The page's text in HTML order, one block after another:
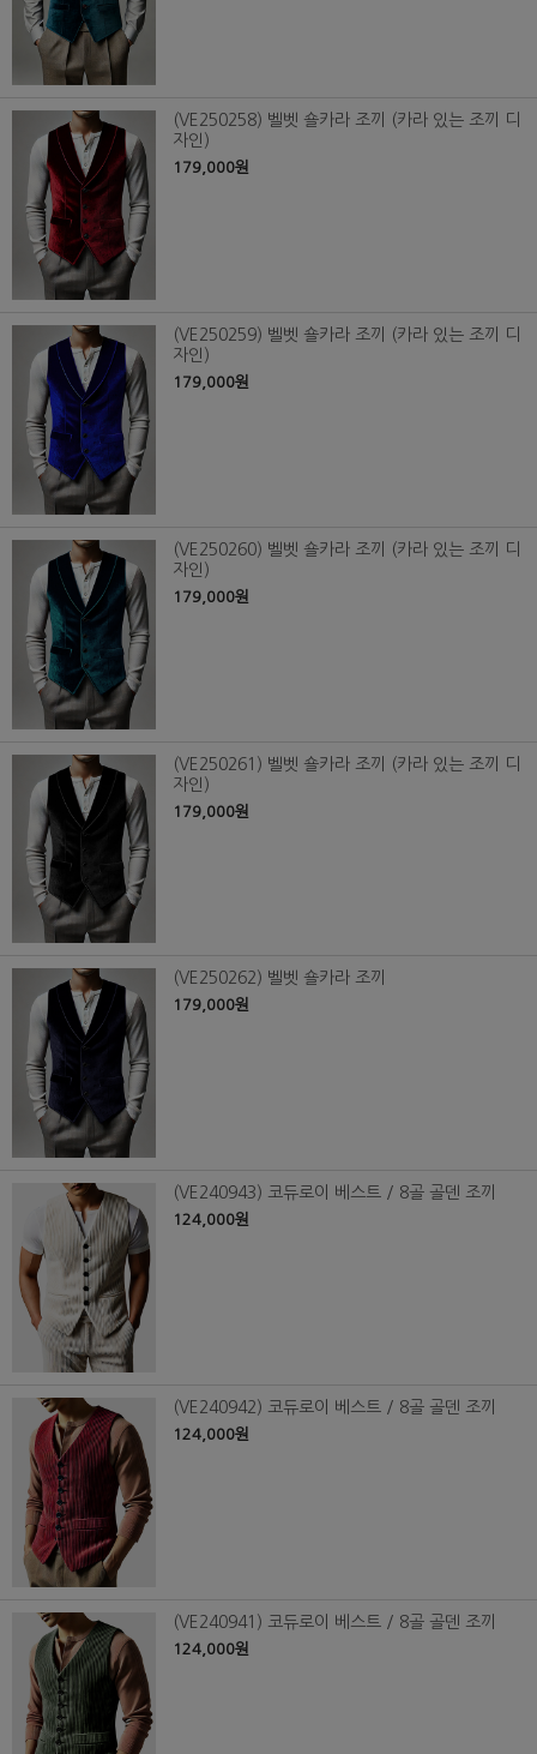
(VE250258) 벨벳 숄카라 조끼 (카라 있는 조끼 디
자인)
179,000원
(VE250259) 벨벳 숄카라 조끼 (카라 있는 조끼 디
자인)
179,000원
(VE250260) 벨벳 숄카라 조끼 (카라 있는 조끼 디
자인)
179,000원
(VE250261) 벨벳 숄카라 조끼 (카라 있는 조끼 디
자인)
179,000원
(VE250262) 벨벳 숄카라 조끼
179,000원
(VE240943) 코듀로이 베스트 / 8골 골덴 조끼
124,000원
(VE240942) 코듀로이 베스트 / 8골 골덴 조끼
124,000원
(VE240941) 코듀로이 베스트 / 8골 골덴 조끼
124,000원